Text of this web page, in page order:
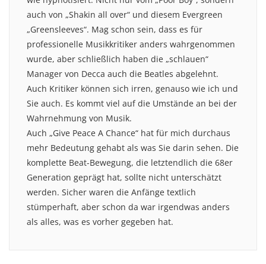
auch von „Shakin all over“ und diesem Evergreen
„Greensleeves“. Mag schon sein, dass es für
professionelle Musikkritiker anders wahrgenommen
wurde, aber schließlich haben die „schlauen“
Manager von Decca auch die Beatles abgelehnt.
Auch Kritiker können sich irren, genauso wie ich und
Sie auch. Es kommt viel auf die Umstände an bei der
Wahrnehmung von Musik.
Auch „Give Peace A Chance“ hat für mich durchaus
mehr Bedeutung gehabt als was Sie darin sehen. Die
komplette Beat-Bewegung, die letztendlich die 68er
Generation geprägt hat, sollte nicht unterschätzt
werden. Sicher waren die Anfänge textlich
stümperhaft, aber schon da war irgendwas anders
als alles, was es vorher gegeben hat.